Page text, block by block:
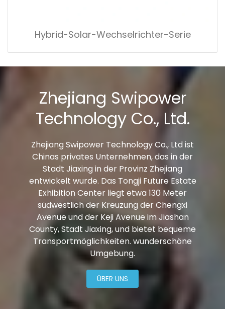
Hybrid-Solar-Wechselrichter-Serie
Zhejiang Swipower
Technology Co., Ltd.
Zhejiang Swipower Technology Co., Ltd ist
Chinas privates Unternehmen, das in der
Stadt Jiaxing in der Provinz Zhejiang
entwickelt wurde. Das Tongji Future Estate
Exhibition Center liegt etwa 130 Meter
südwestlich der Kreuzung der Chengxi
Avenue und der Keji Avenue im Jiashan
County, Stadt Jiaxing, und bietet bequeme
Transportmöglichkeiten. wunderschöne
Umgebung.
ÜBER UNS